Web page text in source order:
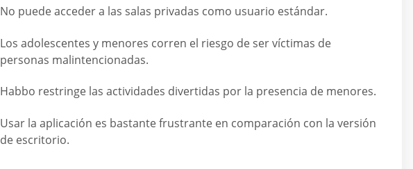
No puede acceder a las salas privadas como usuario estándar.
Los adolescentes y menores corren el riesgo de ser víctimas de
personas malintencionadas.
Habbo restringe las actividades divertidas por la presencia de menores.
Usar la aplicación es bastante frustrante en comparación con la versión
de escritorio.